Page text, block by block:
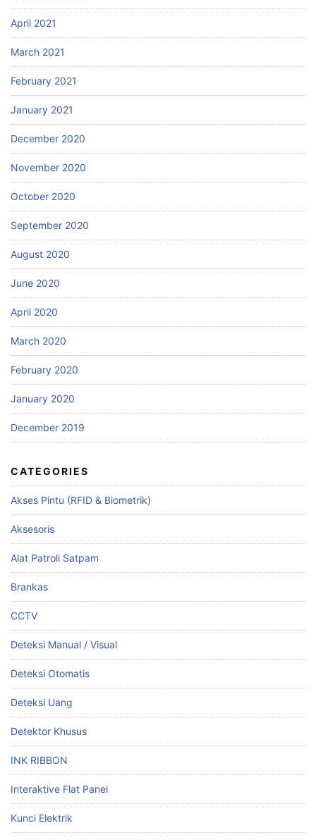
April 2021
March 2021
February 2021
January 2021
December 2020
November 2020
October 2020
September 2020
August 2020
June 2020
April 2020
March 2020
February 2020
January 2020
December 2019
CATEGORIES
Akses Pintu (RFID & Biometrik)
Aksesoris
Alat Patroli Satpam
Brankas
CCTV
Deteksi Manual / Visual
Deteksi Otomatis
Deteksi Uang
Detektor Khusus
INK RIBBON
Interaktive Flat Panel
Kunci Elektrik